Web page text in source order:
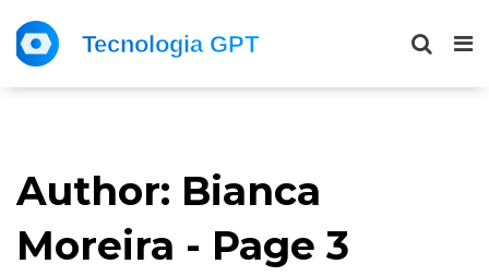
Author: Bianca
Moreira - Page 3